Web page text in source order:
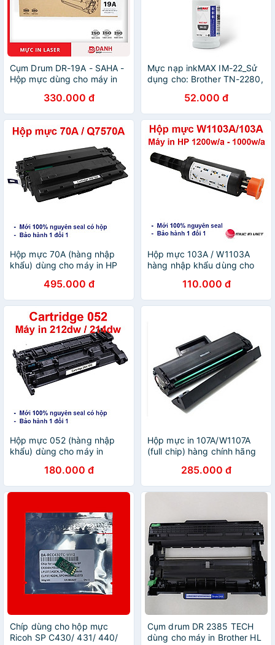
Cụm Drum DR-19A - SAHA -
Hộp mực dùng cho máy in
M102, M103, M104 / MFP –
M130, M132
330.000 đ
Mực nạp inkMAX IM-22_Sử
dụng cho: Brother TN-2280,
88, KX-FAT 92, 411. Xerox
P255D, P265D, Hàng chính
hãng
52.000 đ
Hộp mực 70A (hàng nhập
khẩu) dùng cho máy in HP
M5035x - Cartridge
Q7570A - 16A mới 100%
[Full Box]
495.000 đ
Hộp mực 103A / W1103A
hàng nhập khẩu dùng cho
1000A, 1000W, 1200A,
1200W mới 100% [Fullbox]
110.000 đ
Hộp mực 052 (hàng nhập
khẩu) dùng cho máy in
214dw, MF426dw,
MF424dw, MF421dw, LBP
215x, MF429x - Cartridge
[Fullbox]
180.000 đ
Hộp mực in 107A/W1107A
(full chip) hàng chính hãng
HP LaserJet 107a, 107w,
135a, 135w, 137a, 137w -
Cartridge 107A/W1107A mới
285.000 đ
Chíp dùng cho hộp mực
Ricoh SP C430/ 431/ 440/
Cụm drum DR 2385 TECH
dùng cho máy in Brother HL